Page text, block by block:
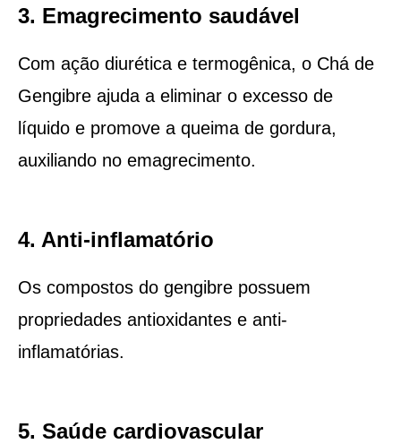
3. Emagrecimento saudável
Com ação diurética e termogênica, o Chá de
Gengibre ajuda a eliminar o excesso de
líquido e promove a queima de gordura,
auxiliando no emagrecimento.
4. Anti-inflamatório
Os compostos do gengibre possuem
propriedades antioxidantes e anti-
inflamatórias.
5. Saúde cardiovascular